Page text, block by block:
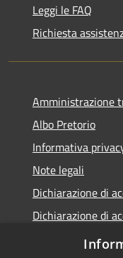
Leggi le FAQ
Richiesta
Amministrazione
Albo Pretorio
Informativa
Note legali
Dichiarazione di
Dichiarazione di
Obiettivi